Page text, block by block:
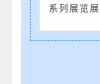
系列展览